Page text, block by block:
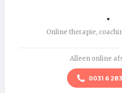
.
Online therapie,
Alleen online
0031 6